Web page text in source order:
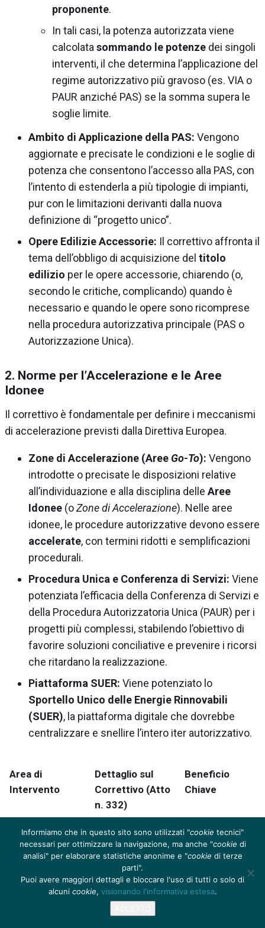
proponente.
In tali casi, la potenza autorizzata viene
calcolata sommando le potenze dei singoli
interventi, il che determina l’applicazione del
regime autorizzativo più gravoso (es. VIA o
PAUR anziché PAS) se la somma supera le
soglie limite.
Ambito di Applicazione della PAS: Vengono
aggiornate e precisate le condizioni e le soglie di
potenza che consentono l’accesso alla PAS, con
l’intento di estenderla a più tipologie di impianti,
pur con le limitazioni derivanti dalla nuova
definizione di “progetto unico”.
Opere Edilizie Accessorie: Il correttivo affronta il
tema dell’obbligo di acquisizione del titolo
edilizio per le opere accessorie, chiarendo (o,
secondo le critiche, complicando) quando è
necessario e quando le opere sono ricomprese
nella procedura autorizzativa principale (PAS o
Autorizzazione Unica).
2. Norme per l’Accelerazione e le Aree
Idonee
Il correttivo è fondamentale per definire i meccanismi
di accelerazione previsti dalla Direttiva Europea.
Zone di Accelerazione (Aree Go-To): Vengono
introdotte o precisate le disposizioni relative
all’individuazione e alla disciplina delle Aree
Idonee (oZone di Accelerazione). Nelle aree
idonee, le procedure autorizzative devono essere
accelerate, con termini ridotti e semplificazioni
procedurali.
Procedura Unica e Conferenza di Servizi: Viene
potenziata l’efficacia della Conferenza di Servizi e
della Procedura Autorizzatoria Unica (PAUR) per i
progetti più complessi, stabilendo l’obiettivo di
favorire soluzioni conciliative e prevenire i ricorsi
che ritardano la realizzazione.
Piattaforma SUER: Viene potenziato lo
Sportello Unico delle Energie Rinnovabili
(SUER), la piattaforma digitale che dovrebbe
centralizzare e snellire l’intero iter autorizzativo.
Area di
Intervento
Dettaglio sul
Correttivo (Atto
n. 332)
Beneficio
Chiave
Identificazione
Aree Idonee
Zone Go-To )
Le Regioni e
Province
Autonome
devono definire i
territori più adatti
Priorità
d’azionee
localizzazione
efficiente degli
impianti.
Informiamo che in questo sito sono utilizzati "cookie tecnici"
necessari per ottimizzare la navigazione, ma anche "cookie di
analisi" per elaborare statistiche anonime e "cookie di terze
parti".
Puoi avere maggiori dettagli e bloccare l'uso di tutti o solo di
alcuni cookie, visionando l'informativa estesa.